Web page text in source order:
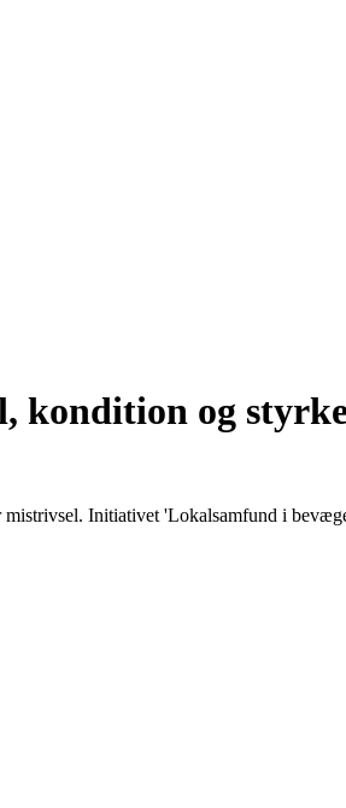
kondition og
Initiativet 'Lokalsamfund i